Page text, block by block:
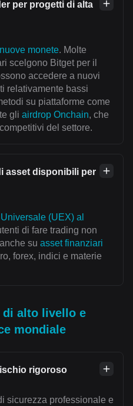
per progetti di alta
monete. Molte
scelgono Bitget per il
accedere a nuovi
relativamente bassi
su piattaforme come
gli airdrop Onchain, che
del settore.
asset disponibili per
(UEX) al
di fare trading non
su asset finanziari
forex, indici e materie
di alto livello e
mondiale
rigoroso
sicurezza professionale e